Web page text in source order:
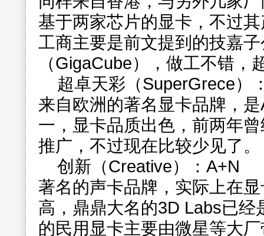
基于两家芯片的显卡，不过
工商主要是前文提到的技嘉
（GigaCube），做工不错，
超卓天彩（SuperGrece）
来自欧洲的著名显卡品牌，
一，显卡品质出色，前两年
推广，不过现在比较少见了。
创新（Creative）：A+N
著名的声卡品牌，实际上在
高，鼎鼎大名的3D Labs已经
的民用显卡主要由微星等大